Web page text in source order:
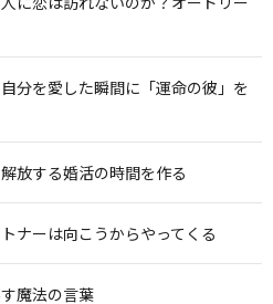
分を愛した瞬間に「運命の彼」を
放する婚活の時間を作る
ナーは向こうからやってくる
魔法の言葉